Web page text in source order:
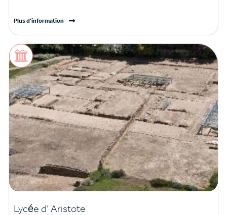
Plus d'information
Lycée d’ Aristote